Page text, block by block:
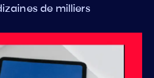
de milliers